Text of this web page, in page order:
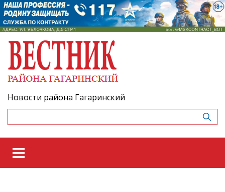
Новости района Гагаринский